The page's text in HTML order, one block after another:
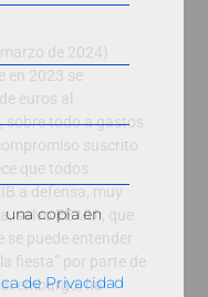
de 2024)
en 2023 se
euros al
sobre todo a gastos
suscrito
que todos
a defensa, muy
salvo EE.UU., que
se puede entender
fiesta” por parte de
embargo, ha
copia en
de Privacidad